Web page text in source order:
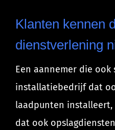
Klanten kennen
dienstverlening
Een aannemer die
installatiebedrijf dat
laadpunten
dat ook